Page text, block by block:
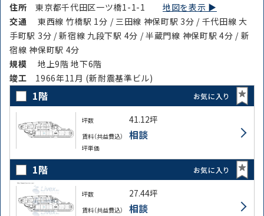
住所東京都千代田区一ツ橋1-1-1地図を表示 ▶︎
交通
東西線 竹橋駅 1分 / 三田線 神保町駅 3分 / 千代田線 大
手町駅 3分 / 新宿線 九段下駅 4分 / 半蔵門線 神保町駅 4分 / 新
宿線 神保町駅 4分
規模
地上9階 地下6階
竣⼯ 1966年11月 (新耐震基準ビル)
1階 お気に入り
坪数 41.12坪
賃料（共益費込） 相談
坪単価
1階 お気に入り
坪数 27.44坪
賃料（共益費込） 相談